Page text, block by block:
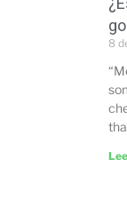
8